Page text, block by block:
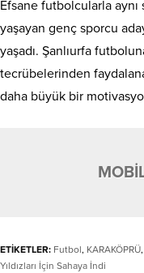
Efsane futbolcularla aynı
yaşayan genç sporcu
yaşadı. Şanlıurfa
tecrübelerinden
daha büyük bir
ETİKETLER: Futbol, KARAKÖPRÜ,
Yıldızları İçin Sahaya İndi